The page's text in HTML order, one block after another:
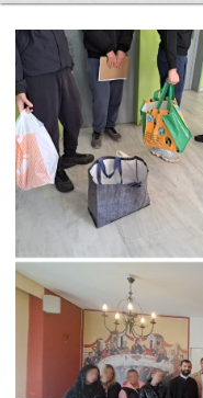
Ανακοινώσεις
Χρήσιμα Έντυπα